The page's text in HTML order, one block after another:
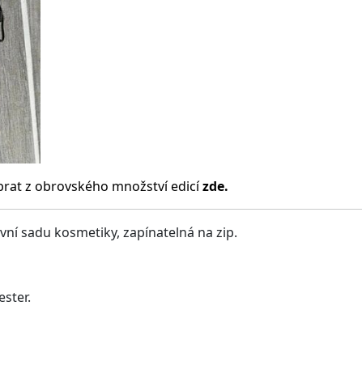
z obrovského množství edicízde.
sadu kosmetiky, zapínatelná na zip.